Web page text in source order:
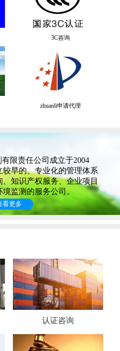
3C咨询
zhuanli申请代理
限责任公司成立于2004
早的、专业化的管理体系
知识产权服务、企业项目
境监测的服务公司。
看更多
认证咨询